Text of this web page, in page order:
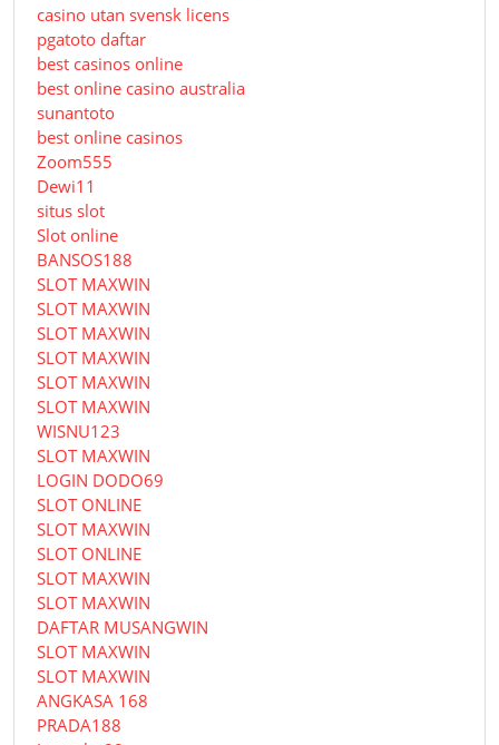
casino utan svensk licens
pgatoto daftar
best casinos online
best online casino australia
sunantoto
best online casinos
Zoom555
Dewi11
situs slot
Slot online
BANSOS188
SLOT MAXWIN
SLOT MAXWIN
SLOT MAXWIN
SLOT MAXWIN
SLOT MAXWIN
SLOT MAXWIN
WISNU123
SLOT MAXWIN
LOGIN DODO69
SLOT ONLINE
SLOT MAXWIN
SLOT ONLINE
SLOT MAXWIN
SLOT MAXWIN
DAFTAR MUSANGWIN
SLOT MAXWIN
SLOT MAXWIN
ANGKASA 168
PRADA188